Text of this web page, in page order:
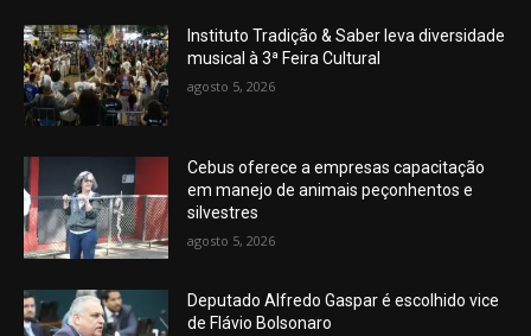
Instituto Tradição & Saber leva diversidade
musical à 3ª Feira Cultural
agosto 5, 2026
Cebus oferece a empresas capacitação
em manejo de animais peçonhentos e
silvestres
agosto 5, 2026
Deputado Alfredo Gaspar é escolhido vice
de Flávio Bolsonaro